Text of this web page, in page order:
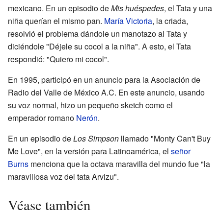
mexicano. En un episodio deMis huéspedes, el Tata y una
niña querían el mismo pan. María Victoria, la criada,
resolvió el problema dándole un manotazo al Tata y
diciéndole "Déjele su cocol a la niña". A esto, el Tata
respondió: "Quiero mi cocol".
En 1995, participó en un anuncio para la Asociación de
Radio del Valle de México A.C. En este anuncio, usando
su voz normal, hizo un pequeño sketch como el
emperador romano Nerón.
En un episodio deLos Simpson llamado "Monty Can't Buy
Me Love", en la versión para Latinoamérica, el señor
Burns menciona que la octava maravilla del mundo fue "la
maravillosa voz del tata Arvizu".
Véase también